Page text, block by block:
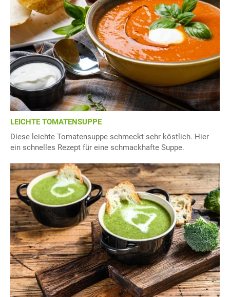
LEICHTE TOMATENSUPPE
Diese leichte Tomatensuppe schmeckt sehr köstlich. Hier
ein schnelles Rezept für eine schmackhafte Suppe.